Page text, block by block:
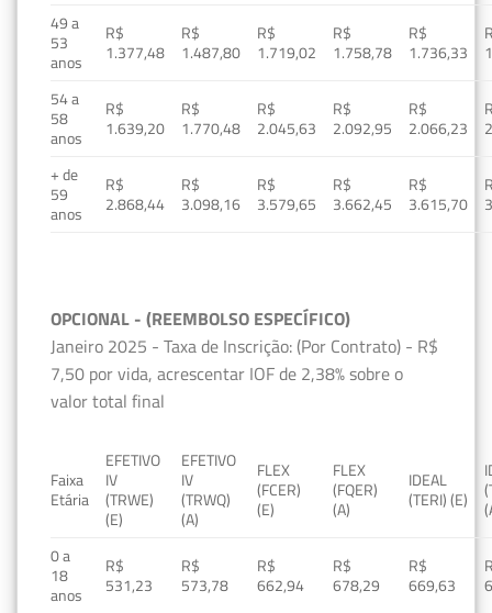
49 a
53
anos
R$
1.377,48
R$
1.487,80
R$
1.719,02
R$
1.758,78
R$
1.736,33
54 a
58
anos
R$
1.639,20
R$
1.770,48
R$
2.045,63
R$
2.092,95
R$
2.066,23
+ de
59
anos
R$
2.868,44
R$
3.098,16
R$
3.579,65
R$
3.662,45
R$
3.615,70
OPCIONAL - (REEMBOLSO ESPECÍFICO)
Janeiro 2025 - Taxa de Inscrição: (Por Contrato) - R$
7,50 por vida, acrescentar IOF de 2,38% sobre o
valor total final
Faixa
Etária
EFETIVO
IV
(TRWE)
(E)
EFETIVO
IV
(TRWQ)
(A)
FLEX
(FCER)
(E)
FLEX
(FQER)
(A)
IDEAL
(TERI) (E)
0 a
18
anos
R$
531,23
R$
573,78
R$
662,94
R$
678,29
R$
669,63